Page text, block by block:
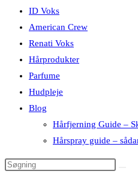
ID Voks
American Crew
Renati Voks
Hårprodukter
Parfume
Hudpleje
Blog
Hårfjerning Guide –
Hårspray guide –